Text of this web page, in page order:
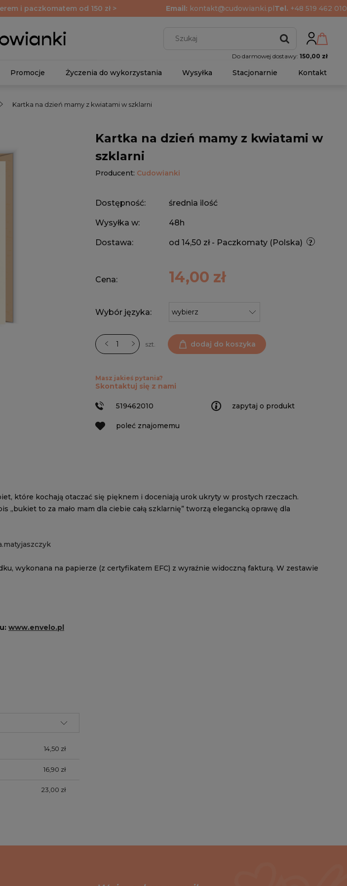
i paczkomatem od 150 zł > Email: kontakt@cudowianki.plTel. +48 519 462 010
Do darmowej dostawy: 150,00 zł
Promocje Życzenia do wykorzystania Wysyłka Stacjonarnie Kontakt
Kartka na dzień mamy z kwiatami w szklarni
Kartka na dzień mamy z kwiatami w
szklarni
Producent: Cudowianki
Dostępność: średnia ilość
Wysyłka w: 48h
Dostawa: od 14,50 zł - Paczkomaty (Polska)
Cena: 14,00 zł
Wybór języka:
szt. dodaj do koszyka
zapytaj o produkt
poleć znajomemu
Masz jakieś pytania?
Skontaktuj się z nami
519462010
które kochają otaczać się pięknem i doceniają urok ukryty w prostych rzeczach.
„bukiet to za mało mam dla ciebie całą szklarnię” tworzą elegancką oprawę dla
wykonana na papierze (z certyfikatem EFC) z wyraźnie widoczną fakturą. W zestawie
www.envelo.pl
14,50 zł
16,90 zł
23,00 zł